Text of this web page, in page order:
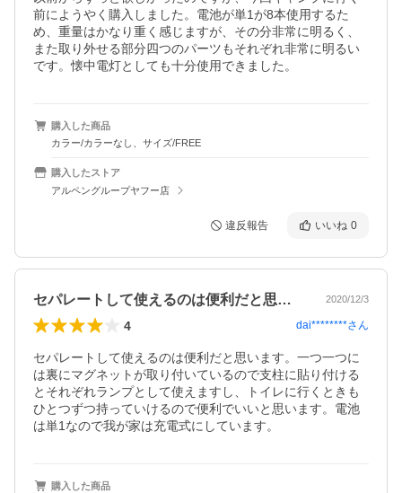
前にようやく購入しました。電池が単1が8本使用するた
め、重量はかなり重く感じますが、その分非常に明るく、
また取り外せる部分四つのパーツもそれぞれ非常に明るい
です。懐中電灯としても十分使用できました。
購入した商品
カラー/カラーなし、サイズ/FREE
購入したストア
アルペングループヤフー店
違反報告 いいね 0
セパレートして使えるのは便利だと思いま… 2020/12/3
4 dai********さん
セパレートして使えるのは便利だと思います。一つ一つに
は裏にマグネットが取り付いているので支柱に貼り付ける
とそれぞれランプとして使えますし、トイレに行くときも
ひとつずつ持っていけるので便利でいいと思います。電池
は単1なので我が家は充電式にしています。
購入した商品